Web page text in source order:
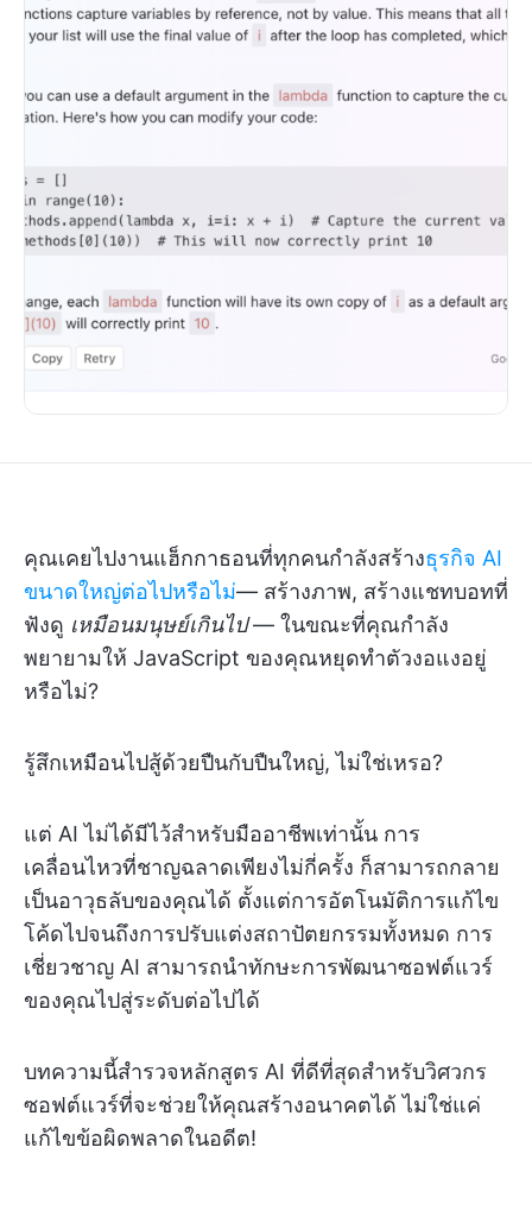
คุณเคยไปงานแฮ็กกาธอนที่ทุกคนกำลังสร้างธุรกิจ AI
ขนาดใหญ่ต่อไปหรือไม่— สร้างภาพ, สร้างแชทบอทที่
ฟังดู เหมือนมนุษย์เกินไป— ในขณะที่คุณกำลัง
พยายามให้ JavaScript ของคุณหยุดทำตัวงอแงอยู่
หรือไม่?
รู้สึกเหมือนไปสู้ด้วยปืนกับปืนใหญ่, ไม่ใช่เหรอ?
แต่ AI ไม่ได้มีไว้สำหรับมืออาชีพเท่านั้น การ
เคลื่อนไหวที่ชาญฉลาดเพียงไม่กี่ครั้ง ก็สามารถกลาย
เป็นอาวุธลับของคุณได้ ตั้งแต่การอัตโนมัติการแก้ไข
โค้ดไปจนถึงการปรับแต่งสถาปัตยกรรมทั้งหมด การ
เชี่ยวชาญ AI สามารถนำทักษะการพัฒนาซอฟต์แวร์
ของคุณไปสู่ระดับต่อไปได้
บทความนี้สำรวจหลักสูตร AI ที่ดีที่สุดสำหรับวิศวกร
ซอฟต์แวร์ที่จะช่วยให้คุณสร้างอนาคตได้ ไม่ใช่แค่
แก้ไขข้อผิดพลาดในอดีต!